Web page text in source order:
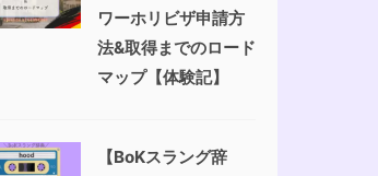
ワーホリビザ申請方
法&取得までのロード
マップ【体験記】
【BoKスラング辞